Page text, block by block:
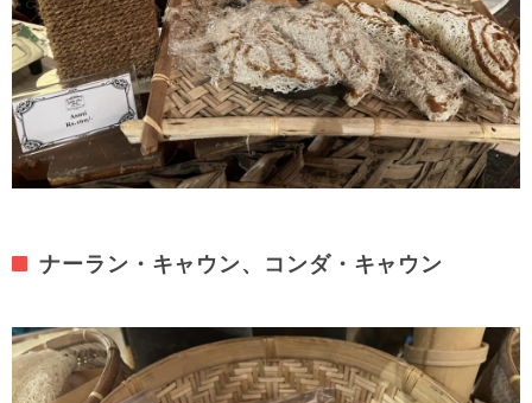
ナーラン・キャウン、コンダ・キャウン